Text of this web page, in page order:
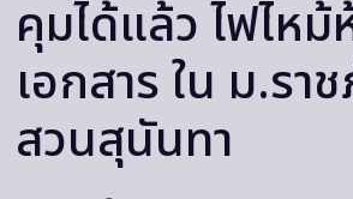
คุมได้แล้ว ไฟไหม้
เอกสาร ใน ม.รา
สวนสุนันทา